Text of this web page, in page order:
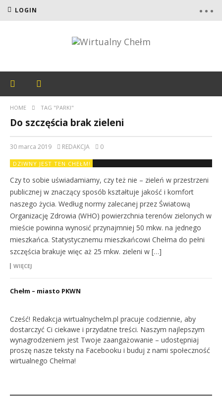
LOGIN
HOME TAG "PARKI"
Do szczęścia brak zieleni
30 marca 2019 REDAKCJA 0
DZIWNY JEST TEN CHEŁM!
Czy to sobie uświadamiamy, czy też nie – zieleń w przestrzeni
publicznej w znaczący sposób kształtuje jakość i komfort
naszego życia. Według normy zalecanej przez Światową
Organizację Zdrowia (WHO) powierzchnia terenów zielonych w
mieście powinna wynosić przynajmniej 50 mkw. na jednego
mieszkańca. Statystycznemu mieszkańcowi Chełma do pełni
szczęścia brakuje więc aż 25 mkw. zieleni w […]
WIĘCEJ
Chełm – miasto PKWN
Cześć! Redakcja wirtualnychelm.pl pracuje codziennie, aby
dostarczyć Ci ciekawe i przydatne treści. Naszym najlepszym
wynagrodzeniem jest Twoje zaangażowanie – udostępniaj
proszę nasze teksty na Facebooku i buduj z nami społeczność
wirtualnego Chełma!